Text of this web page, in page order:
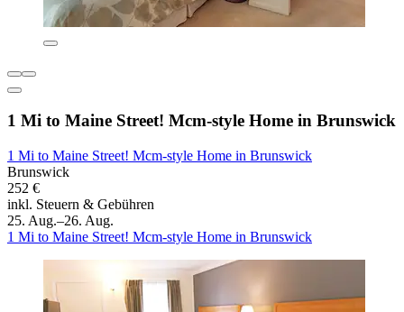
1 Mi to Maine Street! Mcm-style Home in Brunswick
1 Mi to Maine Street! Mcm-style Home in Brunswick
Brunswick
252 €
inkl. Steuern & Gebühren
25. Aug.–26. Aug.
1 Mi to Maine Street! Mcm-style Home in Brunswick